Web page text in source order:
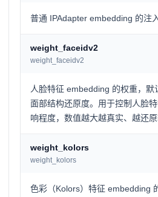
普通 IPAdapter embedding 的注
weight_faceidv2
weight_faceidv2
人脸特征 embedding 的权重，默
面部结构还原度。用于控制人脸
响程度，数值越大越真实、越还原
weight_kolors
weight_kolors
色彩（Kolors）特征 embedding